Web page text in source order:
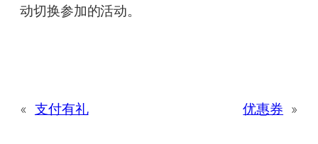
动切换参加的活动。
« 支付有礼 优惠券 »